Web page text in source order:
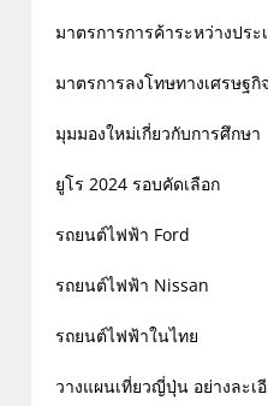
มาตรการการค้าระหว่างประ
มาตรการลงโทษทางเศรษฐกิจ
มุมมองใหม่เกี่ยวกับการศึกษา
ยูโร 2024 รอบคัดเลือก
รถยนต์ไฟฟ้า Ford
รถยนต์ไฟฟ้า Nissan
รถยนต์ไฟฟ้าในไทย
วางแผนเที่ยวญี่ปุ่น อย่างละเ